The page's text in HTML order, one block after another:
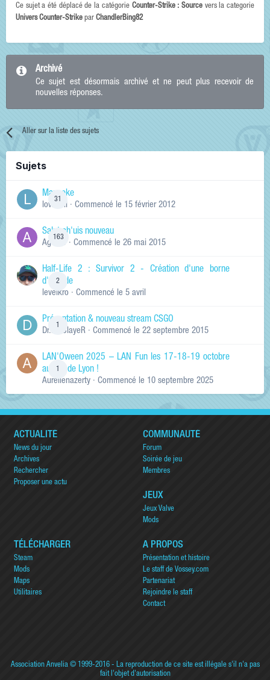
Ce sujet a été déplacé de la catégorie Counter-Strike : Sourcevers la categorie
Univers Counter-Strike par ChandlerBing82
Archivé
Ce sujet est désormais archivé et ne peut plus recevoir de
nouvelles réponses.
Aller sur la liste des sujets
Sujets
31
Manneke
lowskill · Commencé le 15 février 2012
163
Salut ch'uis nouveau
Ag0Nie · Commencé le 26 mai 2015
2
Half-Life 2 : Survivor 2 - Création d'une borne
d'arcade
levelkro · Commencé le 5 avril
Présentation & nouveau stream CSGO
Dr.KinSlayeR · Commencé le 22 septembre 2015
LAN'Oween 2025 – LAN Fun les 17-18-19 octobre
au sud de Lyon !
Aurelienazerty · Commencé le 10 septembre 2025
ACTUALITÉ
News du jour
Archives
Rechercher
Proposer une actu
COMMUNAUTÉ
Forum
Soirée de jeu
Membres
JEUX
Jeux Valve
Mods
TÉLÉCHARGER
Steam
Mods
Maps
Utilitaires
A PROPOS
Présentation et histoire
Le staff de Vossey.com
Partenariat
Rejoindre le staff
Contact
Association Anvelia© 1999-2016 - La reproduction de ce site est illégale s'il n'a pas
fait l'objet d'autorisation